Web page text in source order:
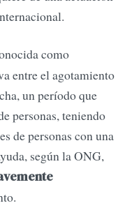
como
entre el agotamiento
un período que
personas, teniendo
de personas con una
según la ONG,